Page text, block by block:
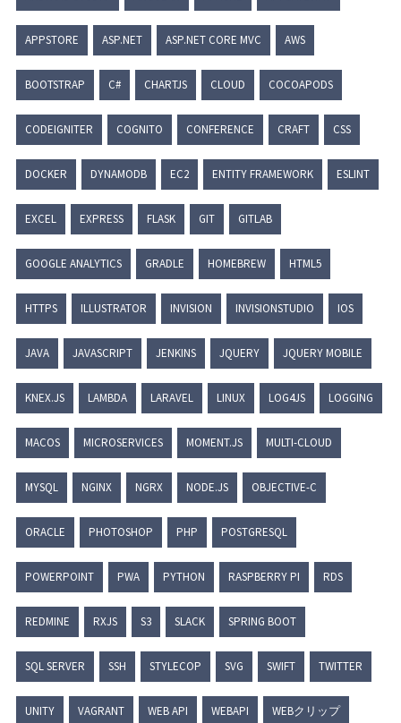
APPSTORE ASP.NET ASP.NET CORE MVC AWS
BOOTSTRAP C# CHARTJS CLOUD COCOAPODS
CODEIGNITER COGNITO CONFERENCE CRAFT CSS
DOCKER DYNAMODB EC2 ENTITY FRAMEWORK ESLINT
EXCEL EXPRESS FLASK GIT GITLAB
GOOGLE ANALYTICS GRADLE HOMEBREW HTML5
HTTPS ILLUSTRATOR INVISION INVISIONSTUDIO IOS
JAVA JAVASCRIPT JENKINS JQUERY JQUERY MOBILE
KNEX.JS LAMBDA LARAVEL LINUX LOG4JS LOGGING
MACOS MICROSERVICES MOMENT.JS MULTI-CLOUD
MYSQL NGINX NGRX NODE.JS OBJECTIVE-C
ORACLE PHOTOSHOP PHP POSTGRESQL
POWERPOINT PWA PYTHON RASPBERRY PI RDS
REDMINE RXJS S3 SLACK SPRING BOOT
SQL SERVER SSH STYLECOP SVG SWIFT TWITTER
UNITY VAGRANT WEB API WEBAPI WEBクリップ